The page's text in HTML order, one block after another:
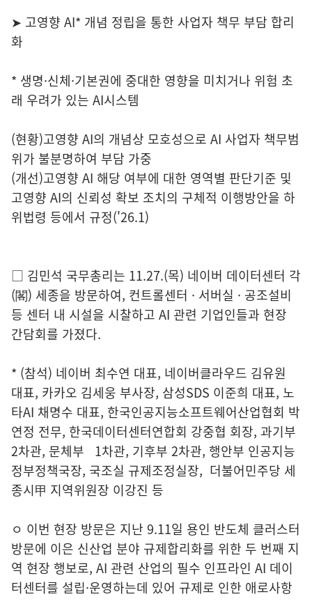
➤ 고영향 AI* 개념 정립을 통한 사업자 책무 부담 합리
화
* 생명·신체·기본권에 중대한 영향을 미치거나 위험 초
래 우려가 있는 AI시스템
(현황)고영향 AI의 개념상 모호성으로 AI 사업자 책무범
위가 불분명하여 부담 가중
(개선)고영향 AI 해당 여부에 대한 영역별 판단기준 및
고영향 AI의 신뢰성 확보 조치의 구체적 이행방안을 하
위법령 등에서 규정('26.1)
□ 김민석 국무총리는 11.27.(목) 네이버 데이터센터 각
(閣) 세종을 방문하여, 컨트롤센터 · 서버실 · 공조설비
등 센터 내 시설을 시찰하고 AI 관련 기업인들과 현장
간담회를 가졌다.
* (참석) 네이버 최수연 대표, 네이버클라우드 김유원
대표, 카카오 김세웅 부사장, 삼성SDS 이준희 대표, 노
타AI 채명수 대표, 한국인공지능소프트웨어산업협회 박
연정 전무, 한국데이터센터연합회 강중협 회장, 과기부
2차관, 문체부 1차관, 기후부 2차관, 행안부 인공지능
정부정책국장, 국조실 규제조정실장, 더불어민주당 세
종시甲 지역위원장 이강진 등
ㅇ 이번 현장 방문은 지난 9.11일 용인 반도체 클러스터
방문에 이은 신산업 분야 규제합리화를 위한 두 번째 지
역 현장 행보로, AI 관련 산업의 필수 인프라인 AI 데이
터센터를 설립·운영하는데 있어 규제로 인한 애로사항